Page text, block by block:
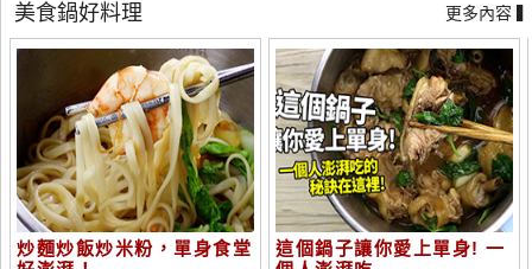
美食鍋好料理 更多內容 ▍
炒麵炒飯炒米粉，單身食堂
這個鍋子讓你愛上單身! 一